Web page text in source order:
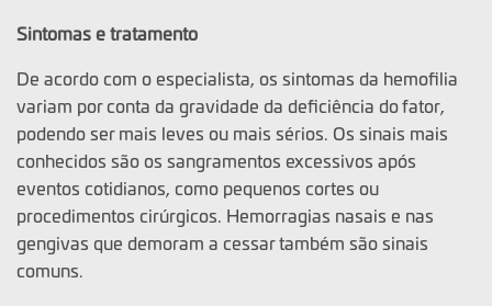
Sintomas e tratamento
De acordo com o especialista, os sintomas da hemofilia
variam por conta da gravidade da deficiência do fator,
podendo ser mais leves ou mais sérios. Os sinais mais
conhecidos são os sangramentos excessivos após
eventos cotidianos, como pequenos cortes ou
procedimentos cirúrgicos. Hemorragias nasais e nas
gengivas que demoram a cessar também são sinais
comuns.